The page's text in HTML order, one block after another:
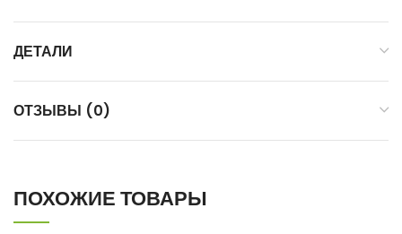
ДЕТАЛИ
ОТЗЫВЫ (0)
ПОХОЖИЕ ТОВАРЫ